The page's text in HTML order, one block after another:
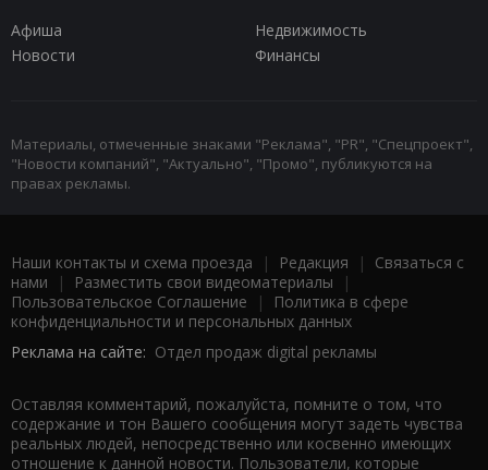
Афиша
Недвижимость
Новости
Финансы
Материалы, отмеченные знаками "Реклама", "PR", "Спецпроект",
"Новости компаний", "Актуально", "Промо", публикуются на
правах рекламы.
Наши контакты и схема проезда | Редакция | Связаться с
нами | Разместить свои видеоматериалы |
Пользовательское Соглашение |
Политика в сфере
конфиденциальности и персональных данных
Реклама на сайте: Отдел продаж digital рекламы
Оставляя комментарий, пожалуйста, помните о том, что
содержание и тон Вашего сообщения могут задеть чувства
реальных людей, непосредственно или косвенно имеющих
отношение к данной новости. Пользователи, которые